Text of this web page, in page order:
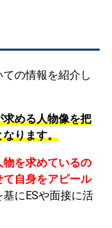
の情報を紹介し
める人物像を把
なります。
を求めているの
て自身をアピール
にESや面接に活